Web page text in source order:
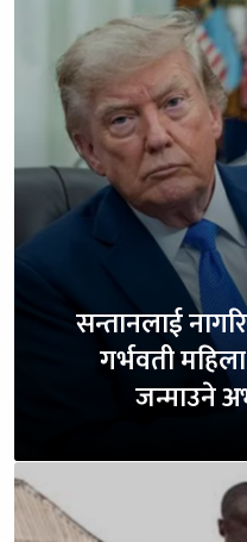
सन्तानलाई
गर्भवती
जन्माउने